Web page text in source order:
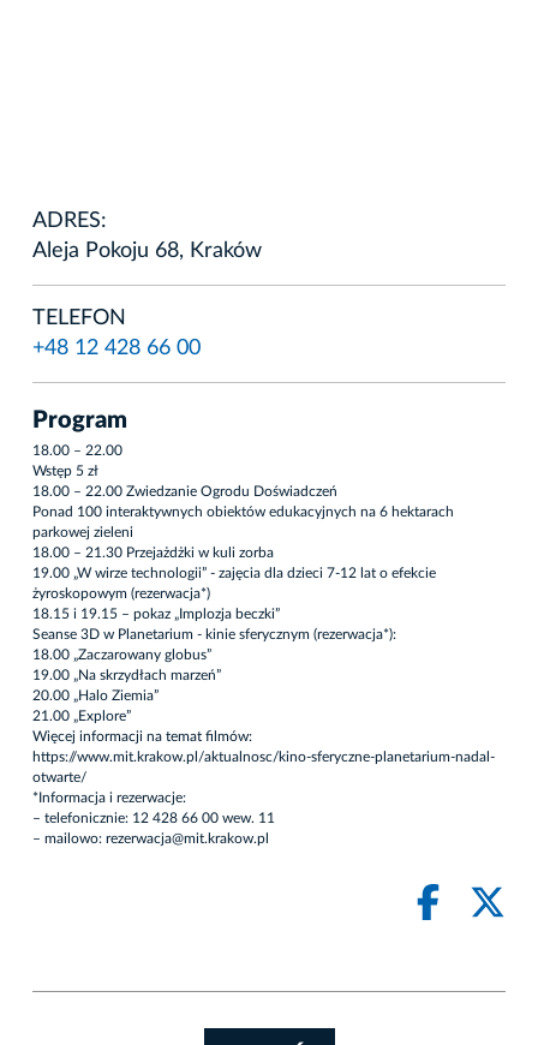
ADRES:
Aleja Pokoju 68, Kraków
TELEFON
+48 12 428 66 00
Program
18.00 – 22.00
Wstęp 5 zł
18.00 – 22.00 Zwiedzanie Ogrodu Doświadczeń
Ponad 100 interaktywnych obiektów edukacyjnych na 6 hektarach
parkowej zieleni
18.00 – 21.30 Przejażdżki w kuli zorba
19.00 „W wirze technologii” - zajęcia dla dzieci 7-12 lat o efekcie
żyroskopowym (rezerwacja*)
18.15 i 19.15 – pokaz „Implozja beczki”
Seanse 3D w Planetarium - kinie sferycznym (rezerwacja*):
18.00 „Zaczarowany globus”
19.00 „Na skrzydłach marzeń”
20.00 „Halo Ziemia”
21.00 „Explore”
Więcej informacji na temat filmów:
https://www.mit.krakow.pl/aktualnosc/kino-sferyczne-planetarium-nadal-
otwarte/
*Informacja i rezerwacje:
– telefonicznie: 12 428 66 00 wew. 11
– mailowo: rezerwacja@mit.krakow.pl